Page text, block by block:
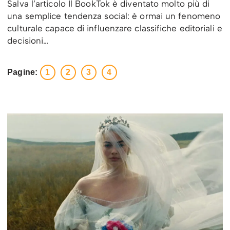
Salva l’articolo Il BookTok è diventato molto più di
una semplice tendenza social: è ormai un fenomeno
culturale capace di influenzare classifiche editoriali e
decisioni…
Pagine: 1 2 3 4